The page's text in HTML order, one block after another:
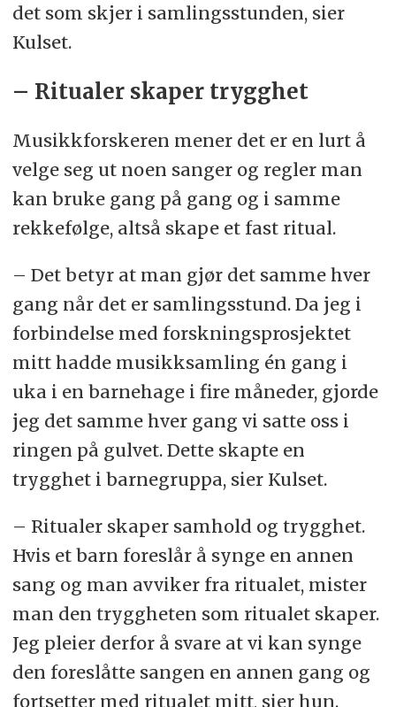
det som skjer i samlingsstunden, sier
Kulset.
– Ritualer skaper trygghet
Musikkforskeren mener det er en lurt å
velge seg ut noen sanger og regler man
kan bruke gang på gang og i samme
rekkefølge, altså skape et fast ritual.
– Det betyr at man gjør det samme hver
gang når det er samlingsstund. Da jeg i
forbindelse med forskningsprosjektet
mitt hadde musikksamling én gang i
uka i en barnehage i fire måneder, gjorde
jeg det samme hver gang vi satte oss i
ringen på gulvet. Dette skapte en
trygghet i barnegruppa, sier Kulset.
– Ritualer skaper samhold og trygghet.
Hvis et barn foreslår å synge en annen
sang og man avviker fra ritualet, mister
man den tryggheten som ritualet skaper.
Jeg pleier derfor å svare at vi kan synge
den foreslåtte sangen en annen gang og
fortsetter med ritualet mitt, sier hun.